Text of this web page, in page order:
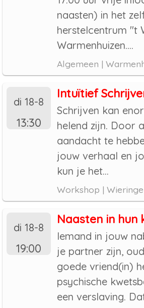
naasten) in het
herstelcentrum "t
Warmenhuizen....
Algemeen |
di 18-8
13:30
Intuïtief
Schrijven kan
helend zijn. Door
aandacht te
jouw verhaal en
kun je het...
Workshop |
di 18-8
19:00
Naasten in hun
Iemand in jouw
je partner zijn,
goede vriend(in)
psychische
een verslaving.